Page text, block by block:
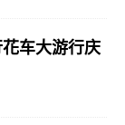
花车大游行庆